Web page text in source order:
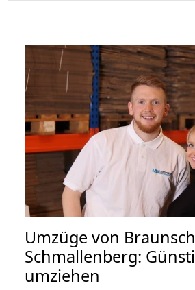
Umzüge von
Schmallenberg:
umziehen